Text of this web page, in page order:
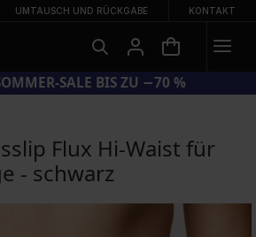
UMTAUSCH UND RÜCKGABE KONTAKT
% AUF REDUZIERTE BADEMODE
Flux Hi-Waist für
- schwarz